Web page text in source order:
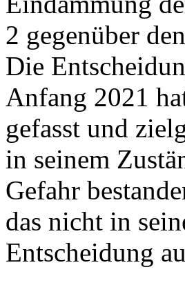
2 gegenüber
Die
Anfang 2021
gefasst und
in seinem
Gefahr
das nicht in
Entscheidung